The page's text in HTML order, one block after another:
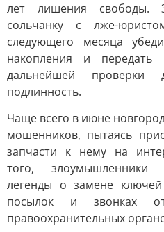
лет лишения свободы.
сольчанку с лже-
следующего месяца
накопления и
дальнейшей проверки
подлинность.
Чаще всего в июне
мошенников, пытаясь
запчасти к нему на
того, злоумышленники
легенды о замене
посылок и звонках
правоохранительных